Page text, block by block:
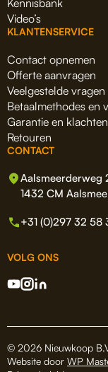
Kennisbank
Video’s
KLANTENSERVICE
Contact opnemen
Offerte aanvragen
Veelgestelde vragen
Betaalmethodes en
Garantie en klachten
Retouren
CONTACT
Aalsmeerderweg
1432 CM
+31 (0)297 32 58
VOLG ONS
© 2026 Nieuwkoop
Website door WP